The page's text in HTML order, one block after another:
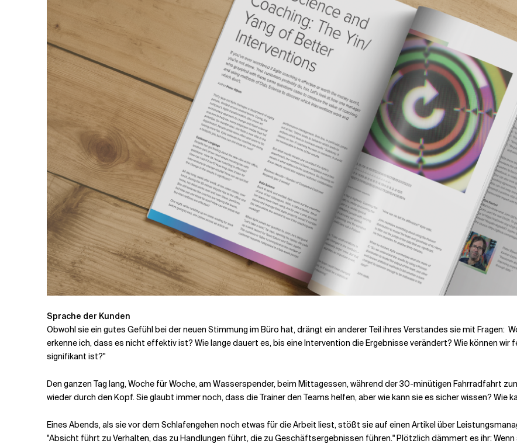
Sprache der Kunden
Obwohl sie ein gutes Gefühl bei der neuen Stimmung im Büro hat, drängt ein anderer Teil ihres Verstandes sie mit Fragen:
erkenne ich, dass es nicht effektiv ist? Wie lange dauert es, bis eine Intervention die Ergebnisse verändert? Wie können
signifikant ist?"
Den ganzen Tag lang, Woche für Woche, am Wasserspender, beim Mittagessen, während der 30-minütigen Fahrradfahrt
wieder durch den Kopf. Sie glaubt immer noch, dass die Trainer den Teams helfen, aber wie kann sie es sicher wissen? Wie
Eines Abends, als sie vor dem Schlafengehen noch etwas für die Arbeit liest, stößt sie auf einen Artikel über
"Absicht führt zu Verhalten, das zu Handlungen führt, die zu Geschäftsergebnissen führen." Plötzlich dämmert es ihr: